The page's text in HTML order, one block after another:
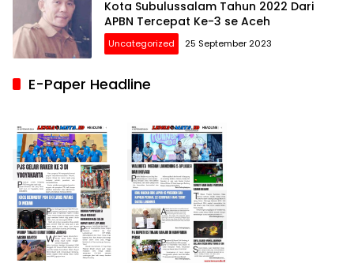
Kota Subulussalam Tahun 2022 Dari
APBN Tercepat Ke-3 se Aceh
Uncategorized 25 September 2023
E-Paper Headline